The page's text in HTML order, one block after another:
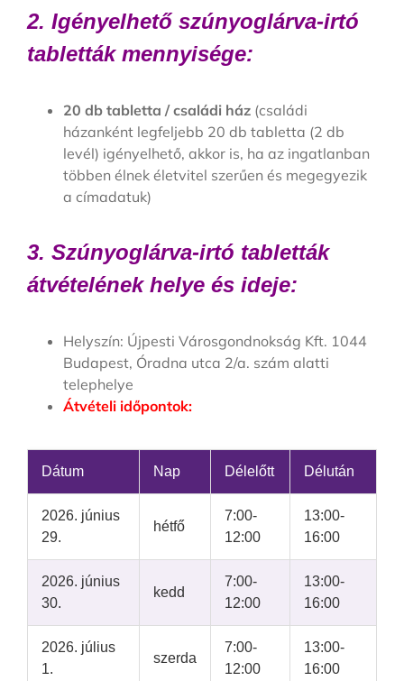
2. Igényelhető szúnyoglárva-irtó
tabletták mennyisége:
20 db tabletta / családi ház(családi
házanként legfeljebb 20 db tabletta (2 db
levél) igényelhető, akkor is, ha az ingatlanban
többen élnek életvitel szerűen és megegyezik
a címadatuk)
3. Szúnyoglárva-irtó tabletták
átvételének helye és ideje:
Helyszín: Újpesti Városgondnokság Kft. 1044
Budapest, Óradna utca 2/a. szám alatti
telephelye
Átvételi időpontok:
Dátum Nap Délelőtt Délután
2026. június
29.
hétfő
7:00-
12:00
13:00-
16:00
2026. június
30.
kedd
7:00-
12:00
13:00-
16:00
2026. július
1.
szerda
7:00-
12:00
13:00-
16:00